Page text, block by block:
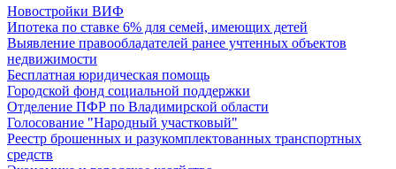
Новостройки ВИФ
Ипотека по ставке 6% для семей, имеющих детей
Выявление правообладателей ранее учтенных объектов
недвижимости
Бесплатная юридическая помощь
Городской фонд социальной поддержки
Отделение ПФР по Владимирской области
Голосование "Народный участковый"
Реестр брошенных и разукомплектованных транспортных
средств